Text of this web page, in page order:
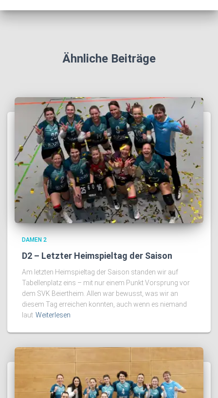
Ähnliche Beiträge
DAMEN 2
D2 – Letzter Heimspieltag der Saison
Am letzten Heimspieltag der Saison standen wir auf
Tabellenplatz eins – mit nur einem Punkt Vorsprung vor
dem SVK Beiertheim. Allen war bewusst, was wir an
diesem Tag erreichen konnten, auch wenn es niemand
laut Weiterlesen